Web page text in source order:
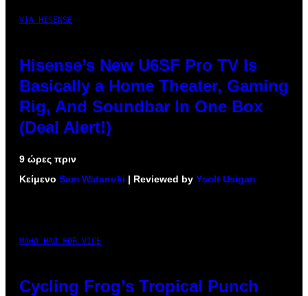
VIA HISENSE
Hisense’s New U6SF Pro TV Is
Basically a Home Theater, Gaming
Rig, And Soundbar In One Box
(Deal Alert!)
9 ώρες πριν
Κείμενο Sam Watanuki | Reviewed by Ysolt Usigan
MAHA HAQ FOR VICE
Cycling Frog’s Tropical Punch